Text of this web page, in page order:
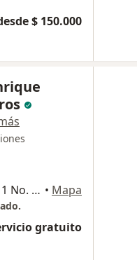
$ 150.000
VITTA Centro de Especialistas, Av 1 No. 17-73 , Cons. 1004., Cúcuta • Mapa
gratuito